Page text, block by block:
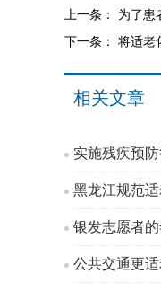
上一条： 为了患
下一条： 将适老
相关文章
实施残疾预
黑龙江规范
银发志愿者
公共交通更